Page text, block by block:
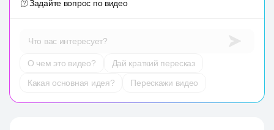
Задайте вопрос по видео
Что вас интересует?
О чем это видео?
Дай краткий пересказ
Какая основная идея?
Перескажи видео